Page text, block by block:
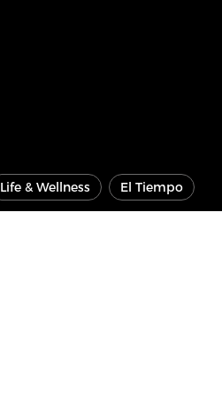
Life & Wellness El Tiempo